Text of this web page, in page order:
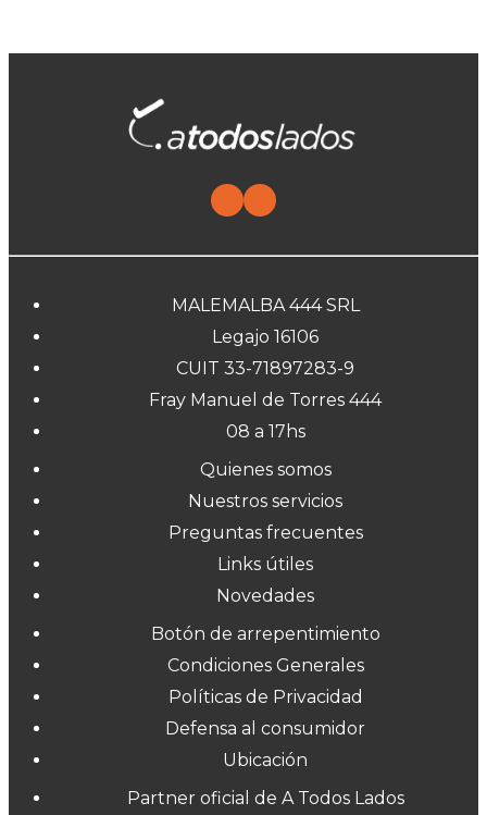
MALEMALBA 444 SRL
Legajo 16106
CUIT 33-71897283-9
Fray Manuel de Torres 444
08 a 17hs
Quienes somos
Nuestros servicios
Preguntas frecuentes
Links útiles
Novedades
Botón de arrepentimiento
Condiciones Generales
Políticas de Privacidad
Defensa al consumidor
Ubicación
Partner oficial de A Todos Lados